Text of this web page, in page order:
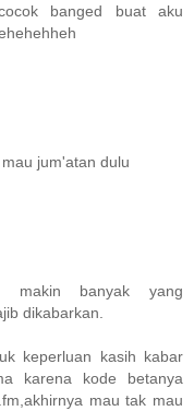
banged buat aku
jum'atan dulu
makin banyak yang
dikabarkan.
keperluan kasih kabar
karena kode betanya
mau tak mau